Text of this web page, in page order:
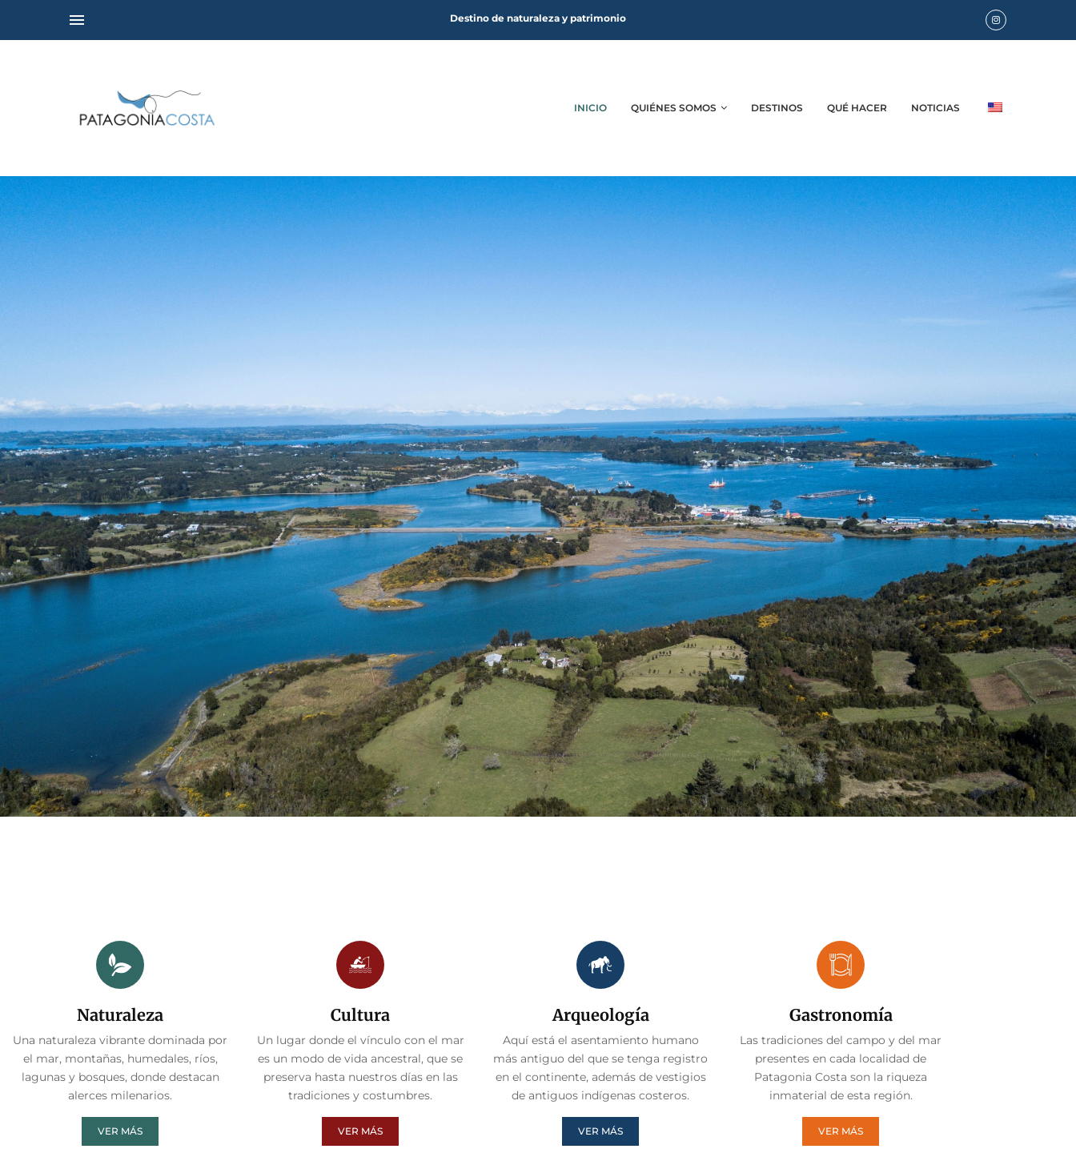
Destino de naturaleza y patrimonio
INICIO QUIÉNES SOMOS DESTINOS QUÉ HACER NOTICIAS
Naturaleza
Una naturaleza vibrante dominada por
el mar, montañas, humedales, ríos,
lagunas y bosques, donde destacan
alerces milenarios.
VER MÁS
Cultura
Un lugar donde el vínculo con el mar
es un modo de vida ancestral, que se
preserva hasta nuestros días en las
tradiciones y costumbres.
VER MÁS
Arqueología
Aquí está el asentamiento humano
más antiguo del que se tenga registro
en el continente, además de vestigios
de antiguos indígenas costeros.
VER MÁS
Gastronomía
Las tradiciones del campo y del mar
presentes en cada localidad de
Patagonia Costa son la riqueza
inmaterial de esta región.
VER MÁS